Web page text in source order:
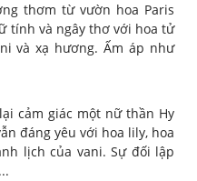
thơm từ vườn hoa Paris
tính và ngây thơ với hoa tử
và xạ hương. Ấm áp như
cảm giác một nữ thần Hy
đáng yêu với hoa lily, hoa
lịch của vani. Sự đối lập